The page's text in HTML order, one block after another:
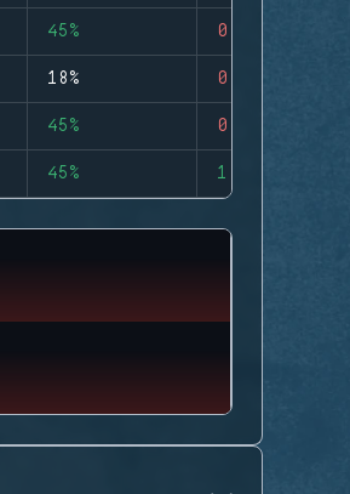
45% 0
18% 0
45% 0
45% 1